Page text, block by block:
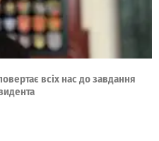
всіх нас до завдання